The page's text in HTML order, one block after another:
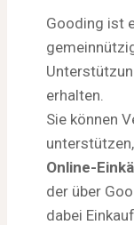
Gooding ist
erhalten.
Sie können
Online-
der über
dabei